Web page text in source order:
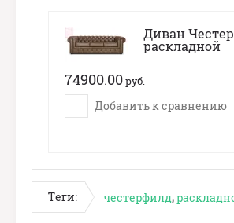
Диван
раскладной
74900.00руб.
Добавить к сравнению
Теги: честерфилд,